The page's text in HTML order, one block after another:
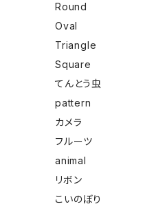
Round
Oval
Triangle
Square
てんとう虫
pattern
カメラ
フルーツ
animal
リボン
こいのぼり